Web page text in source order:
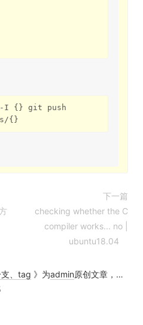
I {} git push
{}
下一篇
checking whether the C
compiler works... no |
ubuntu18.04
、tag 》为admin原创文章，转载请注明出处！